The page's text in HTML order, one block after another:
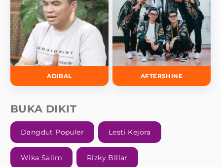
ADIBAL AFTERSHINE
BUKA DIKIT
Dangdut Populer Lesti Kejora
Wika Salim Rizky Billar